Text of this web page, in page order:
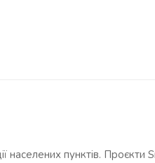
населених пунктів. Проєкти